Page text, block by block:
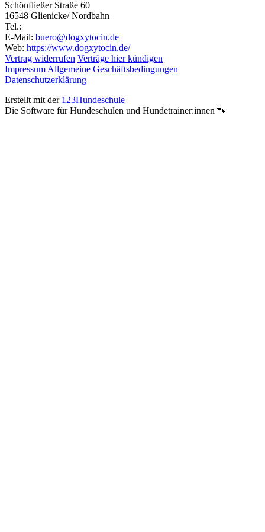
Schönfließer Straße 60
16548 Glienicke/ Nordbahn
Tel.:
E-Mail: buero@dogxytocin.de
Web: https://www.dogxytocin.de/
Vertrag widerrufen Verträge hier kündigen
Impressum Allgemeine Geschäftsbedingungen
Datenschutzerklärung
Erstellt mit der 123Hundeschule
Die Software für Hundeschulen und Hundetrainer:innen 🐾